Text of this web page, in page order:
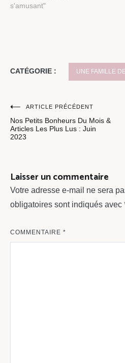
s'amusant"
CATÉGORIE : UNE FAMILLE
Navigation
de
ARTICLE PRÉCÉDENT
Nos Petits Bonheurs Du Mois &
Articles Les Plus Lus : Juin
2023
Laisser un commentaire
Votre adresse e-mail ne sera
obligatoires sont indiqués avec
COMMENTAIRE *